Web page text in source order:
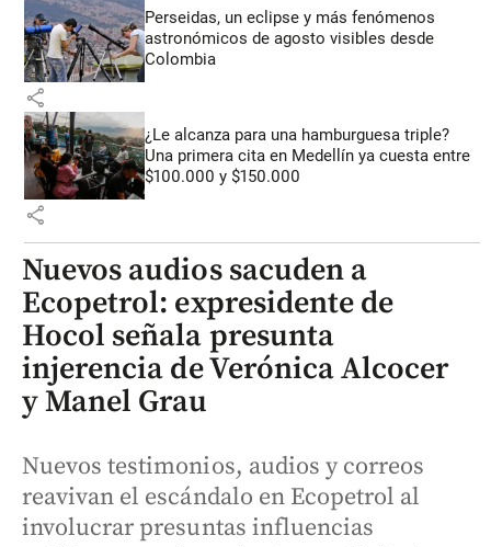
Perseidas, un eclipse y más fenómenos
astronómicos de agosto visibles desde
Colombia
share
¿Le alcanza para una hamburguesa triple?
Una primera cita en Medellín ya cuesta entre
$100.000 y $150.000
share
Nuevos audios sacuden a
Ecopetrol: expresidente de
Hocol señala presunta
injerencia de Verónica Alcocer
y Manel Grau
Nuevos testimonios, audios y correos
reavivan el escándalo en Ecopetrol al
involucrar presuntas influencias